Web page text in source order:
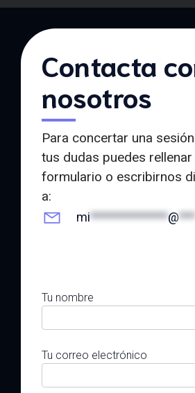
Contacta
nosotros
Para concertar una
tus dudas puedes
formulario o escribirnos
a:
mi**************@***
Tu nombre
Tu correo electrónico